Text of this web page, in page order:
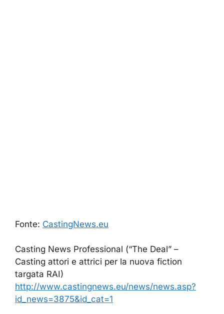
Fonte: CastingNews.eu
Casting News Professional (“The Deal” –
Casting attori e attrici per la nuova fiction
targata RAI)
http://www.castingnews.eu/news/news.asp?
id_news=3875&id_cat=1